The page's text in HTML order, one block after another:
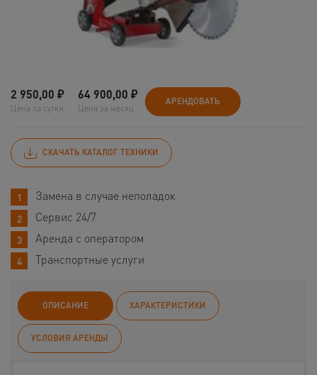
2 950,00 ₽
Цена за сутки
64 900,00 ₽
Цена за месяц
АРЕНДОВАТЬ
СКАЧАТЬ КАТАЛОГ ТЕХНИКИ
Замена в случае неполадок
Сервис 24/7
Аренда с оператором
Транспортные услуги
ОПИСАНИЕ ХАРАКТЕРИСТИКИ
УСЛОВИЯ АРЕНДЫ